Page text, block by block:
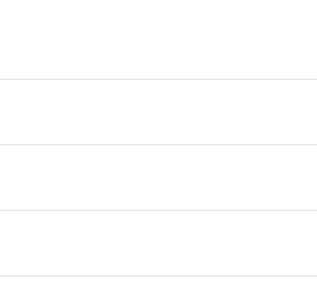
logras proceder con tu tarjeta,
o débito.
cuenta PayPal. Con PayPal puedes